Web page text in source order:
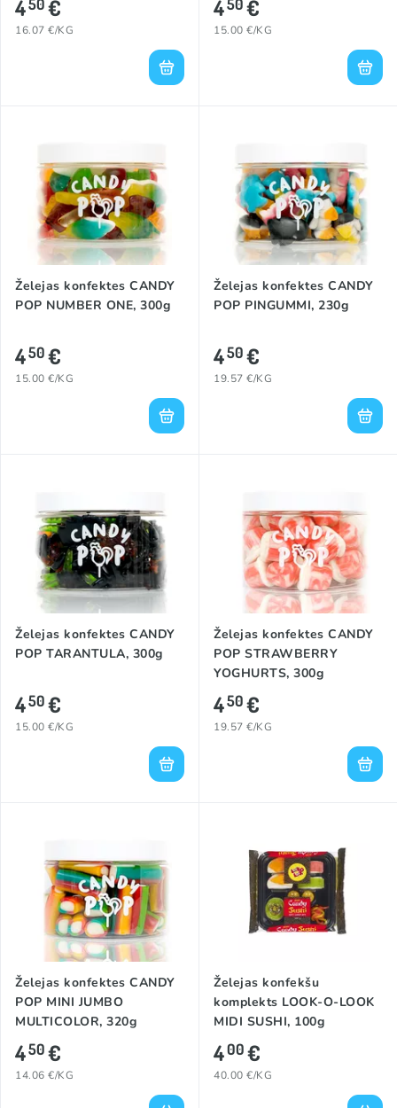
450€
16.07 €/KG
450€
15.00 €/KG
Želejas konfektes CANDY
POP NUMBER ONE, 300g
450€
15.00 €/KG
Želejas konfektes CANDY
POP PINGUMMI, 230g
450€
19.57 €/KG
Želejas konfektes CANDY
POP TARANTULA, 300g
450€
15.00 €/KG
Želejas konfektes CANDY
POP STRAWBERRY
YOGHURTS, 300g
450€
19.57 €/KG
Želejas konfektes CANDY
POP MINI JUMBO
MULTICOLOR, 320g
450€
14.06 €/KG
Želejas konfekšu
komplekts LOOK-O-LOOK
MIDI SUSHI, 100g
400€
40.00 €/KG